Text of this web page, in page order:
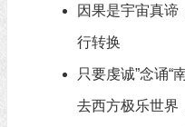
因果是宇宙真谛
行转换
只要虔诚”念诵“
去西方极乐世界